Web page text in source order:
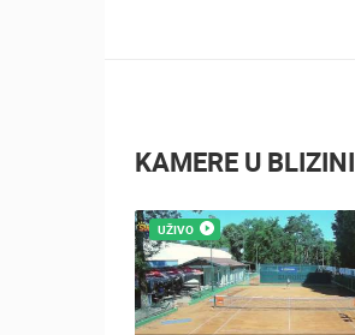
KAMERE U BLIZINI
UŽIVO